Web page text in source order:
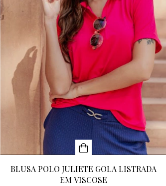
BLUSA POLO JULIETE GOLA LISTRADA
EM VISCOSE